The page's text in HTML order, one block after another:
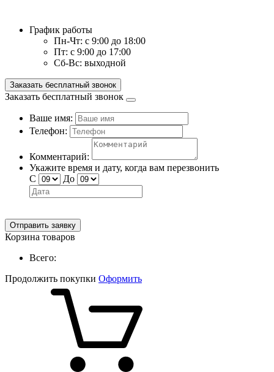
График работы
Пн-Чт: с 9:00 до 18:00
Пт: с 9:00 до 17:00
Сб-Вс: выходной
Заказать бесплатный звонок
Заказать бесплатный звонок
Ваше имя:
Телефон:
Комментарий:
Укажите время и дату, когда вам перезвонить
С
До
Отправить заявку
Корзина товаров
Всего:
Продолжить покупки Оформить